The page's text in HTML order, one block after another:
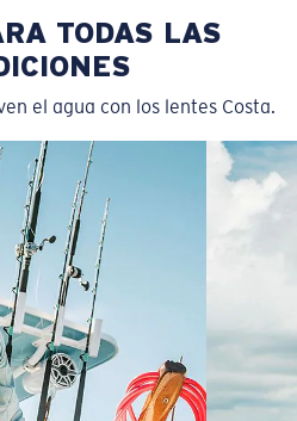
RECETA
opciones de lente Costa con
receta
en el agua durante más
tiempo.
TODAS LAS
el agua con los lentes Costa.